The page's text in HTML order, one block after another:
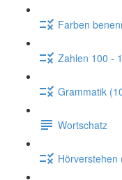
Farben
Zahlen 100 -
Grammatik
Wortschatz
Hörverstehen